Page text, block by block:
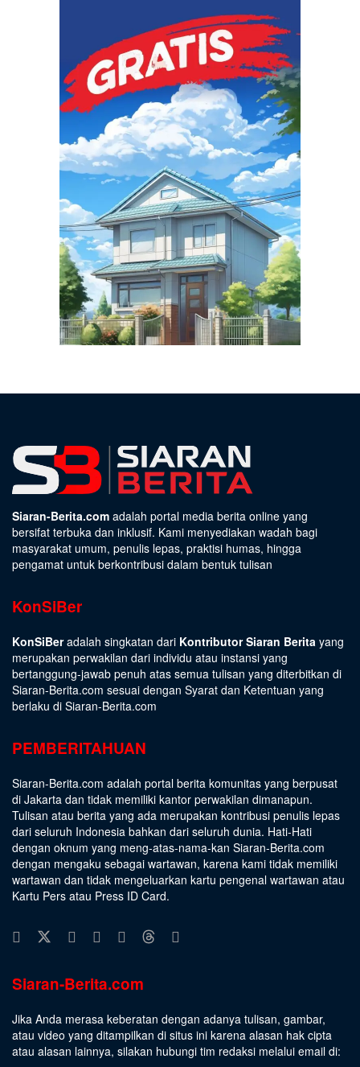
Siaran-Berita.com adalah portal media berita online yang
bersifat terbuka dan inklusif. Kami menyediakan wadah bagi
masyarakat umum, penulis lepas, praktisi humas, hingga
pengamat untuk berkontribusi dalam bentuk tulisan
KonSiBer
KonSiBeradalah singkatan dari Kontributor Siaran Berita yang
merupakan perwakilan dari individu atau instansi yang
bertanggung-jawab penuh atas semua tulisan yang diterbitkan di
Siaran-Berita.com sesuai dengan Syarat dan Ketentuan yang
berlaku di Siaran-Berita.com
PEMBERITAHUAN
Siaran-Berita.com adalah portal berita komunitas yang berpusat
di Jakarta dan tidak memiliki kantor perwakilan dimanapun.
Tulisan atau berita yang ada merupakan kontribusi penulis lepas
dari seluruh Indonesia bahkan dari seluruh dunia. Hati-Hati
dengan oknum yang meng-atas-nama-kan Siaran-Berita.com
dengan mengaku sebagai wartawan, karena kami tidak memiliki
wartawan dan tidak mengeluarkan kartu pengenal wartawan atau
Kartu Pers atau Press ID Card.
Siaran-Berita.com
Jika Anda merasa keberatan dengan adanya tulisan, gambar,
atau video yang ditampilkan di situs ini karena alasan hak cipta
atau alasan lainnya, silakan hubungi tim redaksi melalui email di: